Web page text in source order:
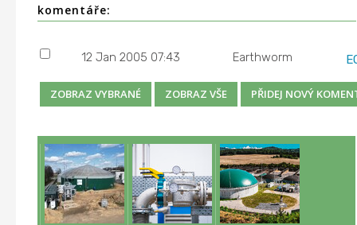
komentáře:
12 Jan 2005 07:43 Earthworm